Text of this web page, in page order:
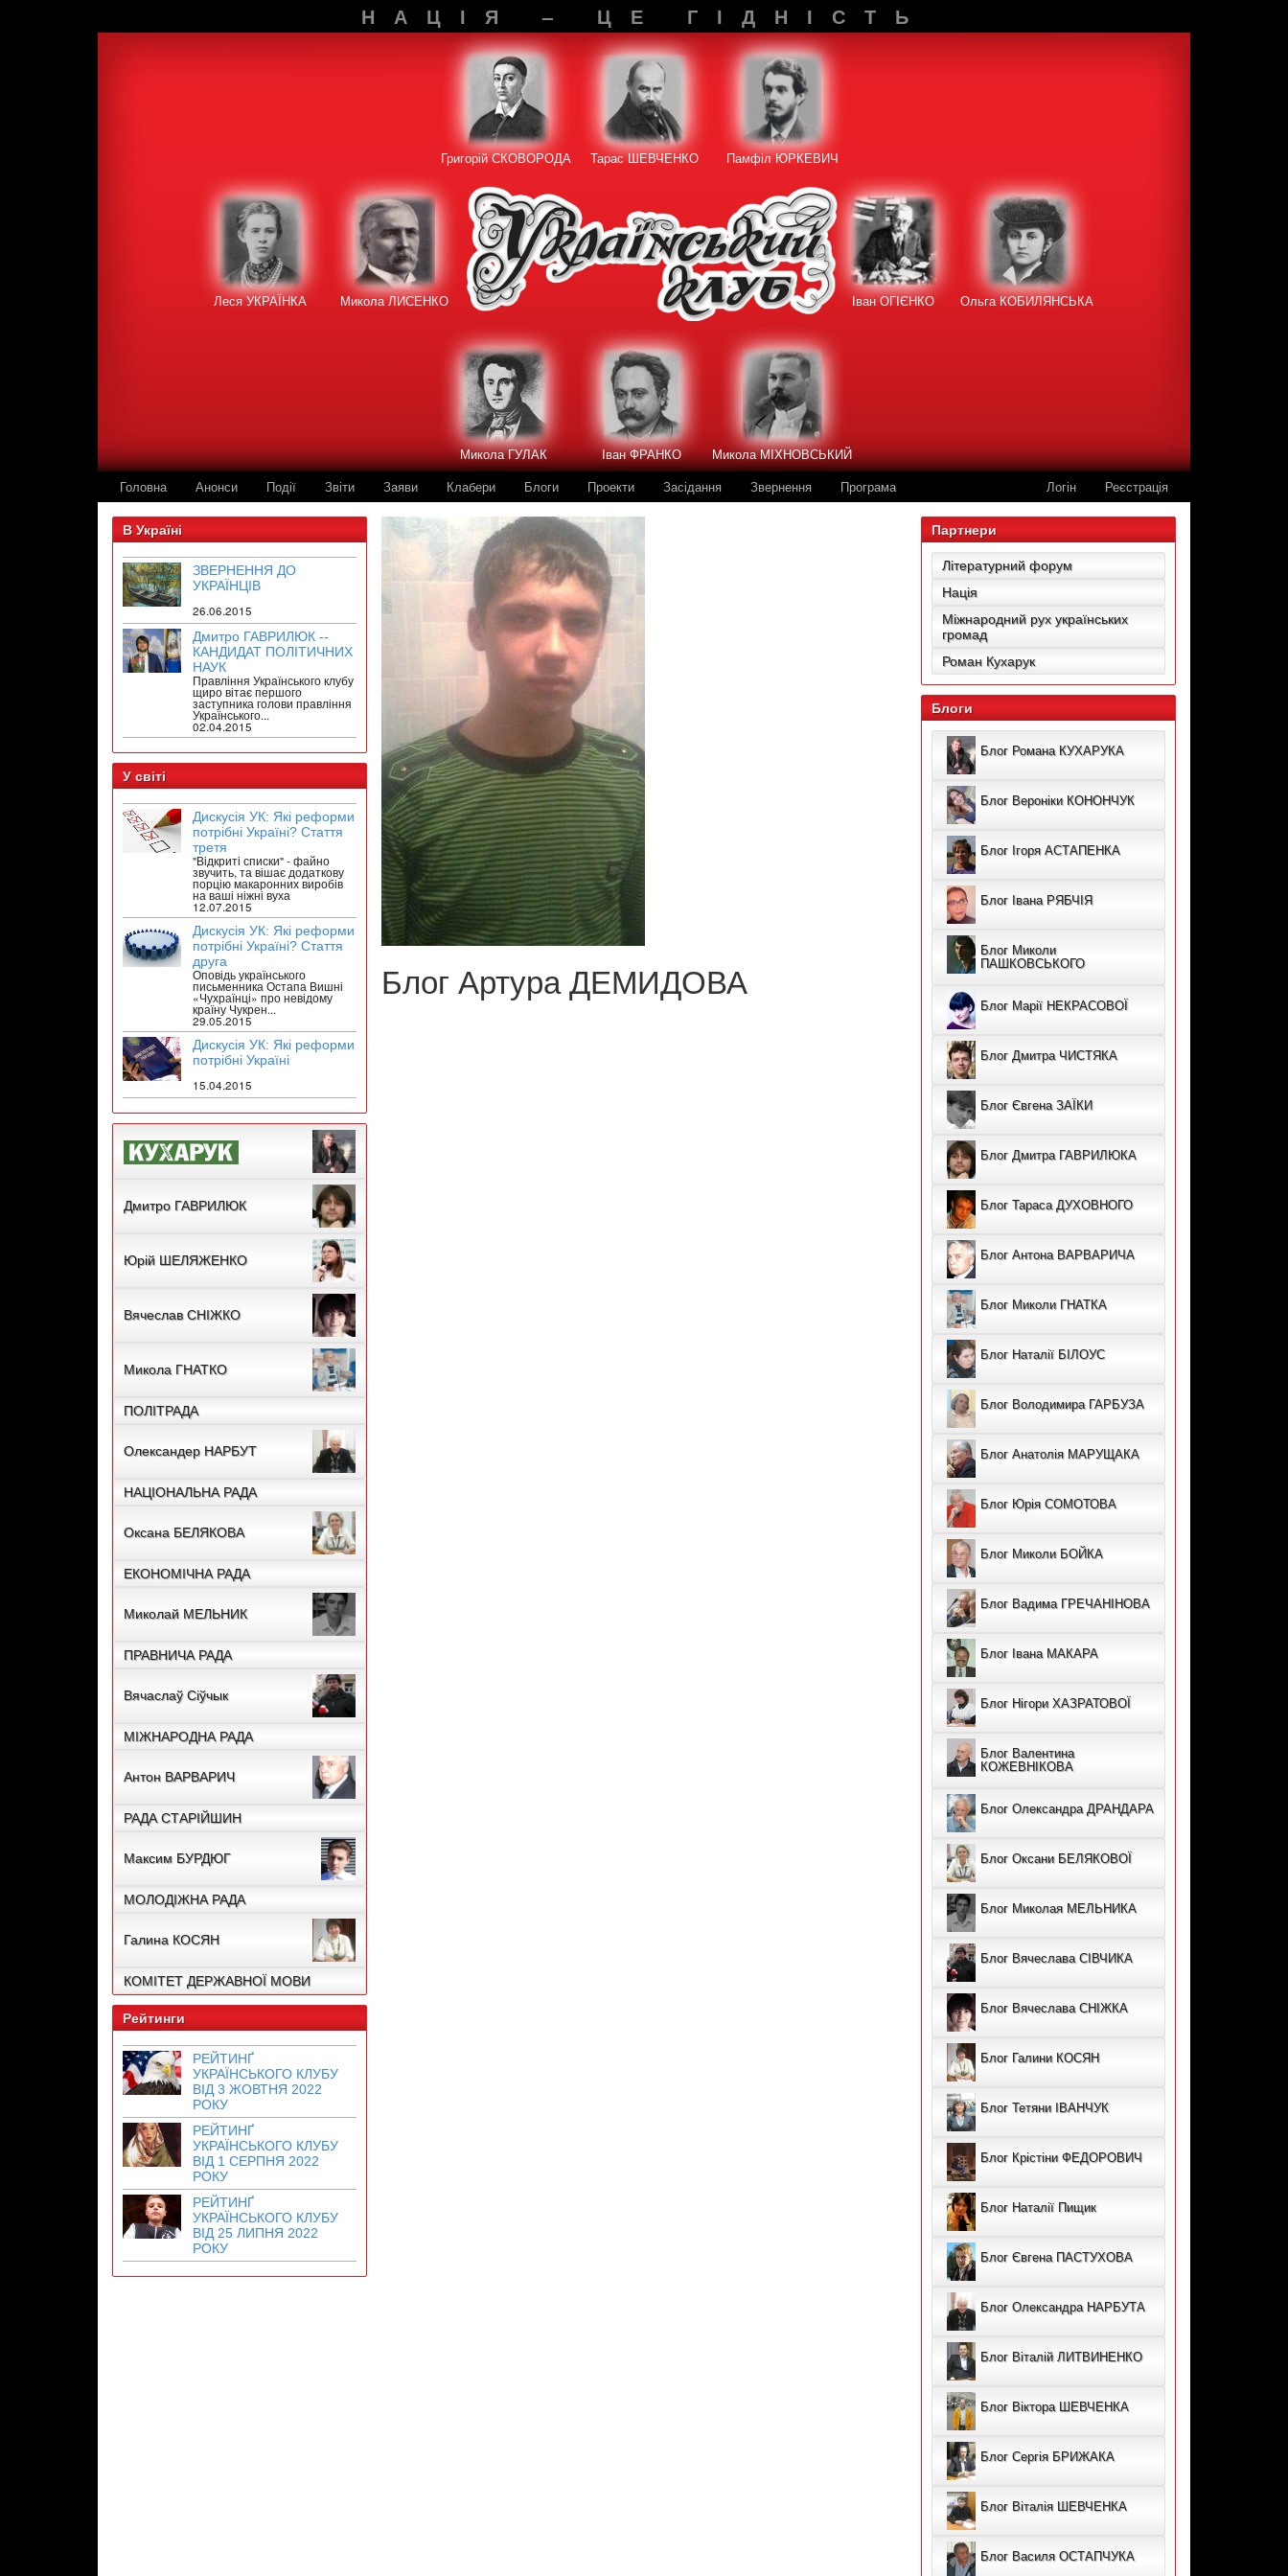
НАЦІЯ – ЦЕ ГІДНІСТЬ
Григорій СКОВОРОДА Тарас ШЕВЧЕНКО Памфіл ЮРКЕВИЧ
Микола ЛИСЕНКО
Леся УКРАЇНКА Іван ОГІЄНКО Ольга КОБИЛЯНСЬКА
Микола ГУЛАК Іван ФРАНКО
Микола МІХНОВСЬКИЙ
Головна
Анонси Події Звіти Заяви Клабери Блоги Проекти Засідання Звернення Програма Логін Реєстрація
В Україні
ЗВЕРНЕННЯ ДО
УКРАЇНЦІВ
26.06.2015
Дмитро ГАВРИЛЮК --
КАНДИДАТ ПОЛІТИЧНИХ
НАУК
Правління Українського клубу
щиро вітає першого
заступника голови правління
Українського...
02.04.2015
У світі
Дискусія УК: Які реформи
потрібні Україні? Стаття
третя
"Відкриті списки" - файно
звучить, та вішає додаткову
порцію макаронних виробів
на ваші ніжні вуха
12.07.2015
Дискусія УК: Які реформи
потрібні Україні? Стаття
друга
Оповідь українського
письменника Остапа Вишні
«Чухраїнці» про невідому
країну Чукрен...
29.05.2015
Дискусія УК: Які реформи
потрібні Україні
15.04.2015
Дмитро ГАВРИЛЮК
Юрій ШЕЛЯЖЕНКО
Вячеслав СНІЖКО
Микола ГНАТКО
ПОЛІТРАДА
Олександер НАРБУТ
НАЦІОНАЛЬНА РАДА
Оксана БЕЛЯКОВА
ЕКОНОМІЧНА РАДА
Миколай МЕЛЬНИК
ПРАВНИЧА РАДА
Вячаслаў Сіўчык
МІЖНАРОДНА РАДА
Антон ВАРВАРИЧ
РАДА СТАРІЙШИН
Максим БУРДЮГ
МОЛОДІЖНА РАДА
Галина КОСЯН
КОМІТЕТ ДЕРЖАВНОЇ МОВИ
Рейтинги
РЕЙТИНҐ
УКРАЇНСЬКОГО КЛУБУ
ВІД 3 ЖОВТНЯ 2022
РОКУ
РЕЙТИНҐ
УКРАЇНСЬКОГО КЛУБУ
ВІД 1 СЕРПНЯ 2022
РОКУ
РЕЙТИНҐ
УКРАЇНСЬКОГО КЛУБУ
ВІД 25 ЛИПНЯ 2022
РОКУ
Блог Артура ДЕМИДОВА
Партнери
Літературний форум
Нація
Міжнародний рух українських
громад
Роман Кухарук
Блоги
Блог Романа КУХАРУКА
Блог Вероніки КОНОНЧУК
Блог Ігоря АСТАПЕНКА
Блог Івана РЯБЧІЯ
Блог Миколи
ПАШКОВСЬКОГО
Блог Марії НЕКРАСОВОЇ
Блог Дмитра ЧИСТЯКА
Блог Євгена ЗАЇКИ
Блог Дмитра ГАВРИЛЮКА
Блог Тараса ДУХОВНОГО
Блог Антона ВАРВАРИЧА
Блог Миколи ГНАТКА
Блог Наталії БІЛОУС
Блог Володимира ГАРБУЗА
Блог Анатолія МАРУЩАКА
Блог Юрія СОМОТОВА
Блог Миколи БОЙКА
Блог Вадима ГРЕЧАНІНОВА
Блог Івана МАКАРА
Блог Нігори ХАЗРАТОВОЇ
Блог Валентина
КОЖЕВНІКОВА
Блог Олександра ДРАНДАРА
Блог Оксани БЕЛЯКОВОЇ
Блог Миколая МЕЛЬНИКА
Блог Вячеслава CІВЧИКА
Блог Вячеслава СНІЖКА
Блог Галини КОСЯН
Блог Тетяни ІВАНЧУК
Блог Крістіни ФЕДОРОВИЧ
Блог Наталії Пищик
Блог Євгена ПАСТУХОВА
Блог Олександра НАРБУТА
Блог Віталій ЛИТВИНЕНКО
Блог Віктора ШЕВЧЕНКА
Блог Сергія БРИЖАКА
Блог Віталія ШЕВЧЕНКА
Блог Василя ОСТАПЧУКА